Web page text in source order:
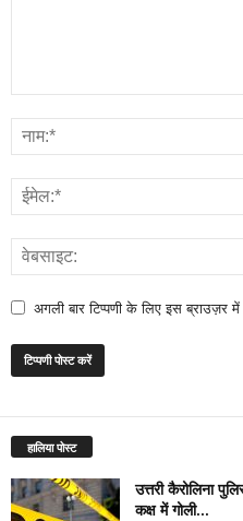
अगली बार टिप्पणी के लिए इस ब्राउज़र
हालिया पोस्ट
उत्तरी कैरोलिना
कक्ष में गोली...